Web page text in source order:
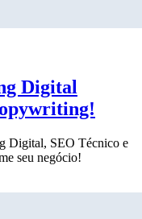
Digital
Digital, SEO Técnico e
seu negócio!